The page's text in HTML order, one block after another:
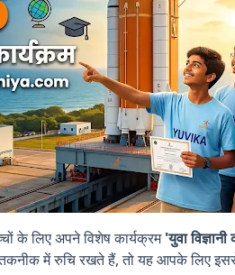
के लिए अपने विशेष कार्यक्रम'युवा
तकनीक में रुचि रखते हैं, तो यह आपके लिए